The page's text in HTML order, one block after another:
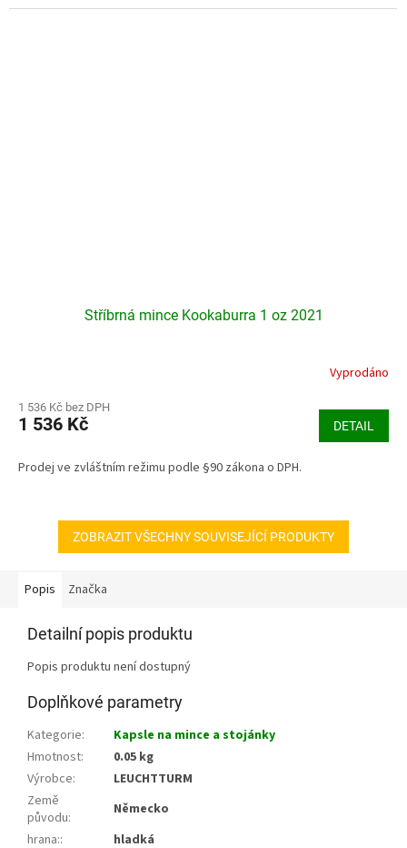
Stříbrná mince Kookaburra 1 oz 2021
produktu
je
z
Vyprodáno
1 536 Kč bez DPH
1 536 Kč DETAIL
Prodej ve zvláštním režimu podle §90 zákona o DPH.
ZOBRAZIT VŠECHNY SOUVISEJÍCÍ PRODUKTY
Popis Značka
Detailní popis produktu
Popis produktu není dostupný
Doplňkové parametry
Kategorie:
Kapsle na mince a stojánky
Hmotnost:
0.05 kg
Výrobce:
LEUCHTTURM
Země
původu:
Německo
hrana:: hladká